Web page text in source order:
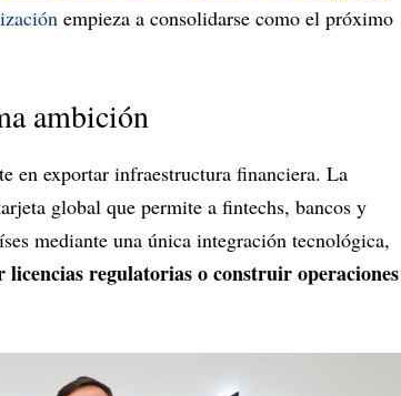
empieza a consolidarse como el próximo
ambición
en exportar infraestructura financiera. La
global que permite a fintechs, bancos y
mediante una única integración tecnológica,
licencias regulatorias o construir operaciones